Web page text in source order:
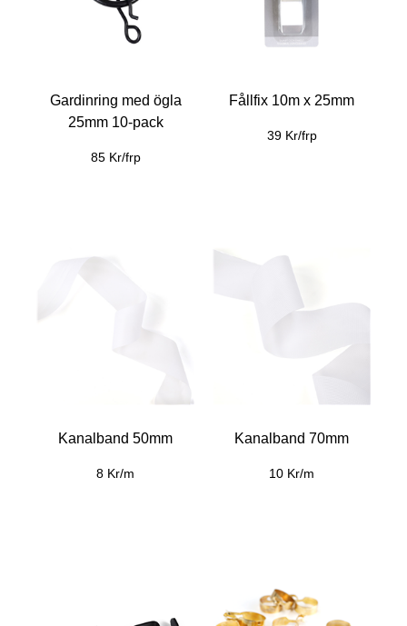
Gardinring med ögla
25mm 10-pack
85 Kr/frp
Fållfix 10m x 25mm
39 Kr/frp
Kanalband 50mm
8 Kr/m
Kanalband 70mm
10 Kr/m